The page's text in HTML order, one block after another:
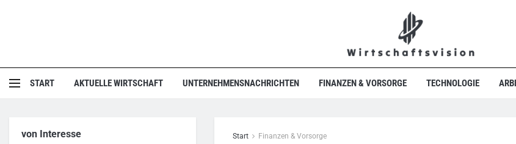
START AKTUELLE WIRTSCHAFT UNTERNEHMENSNACHRICHTEN FINANZEN & VORSORGE TECHNOLOGIE
Start Finanzen & Vorsorge
von Interesse